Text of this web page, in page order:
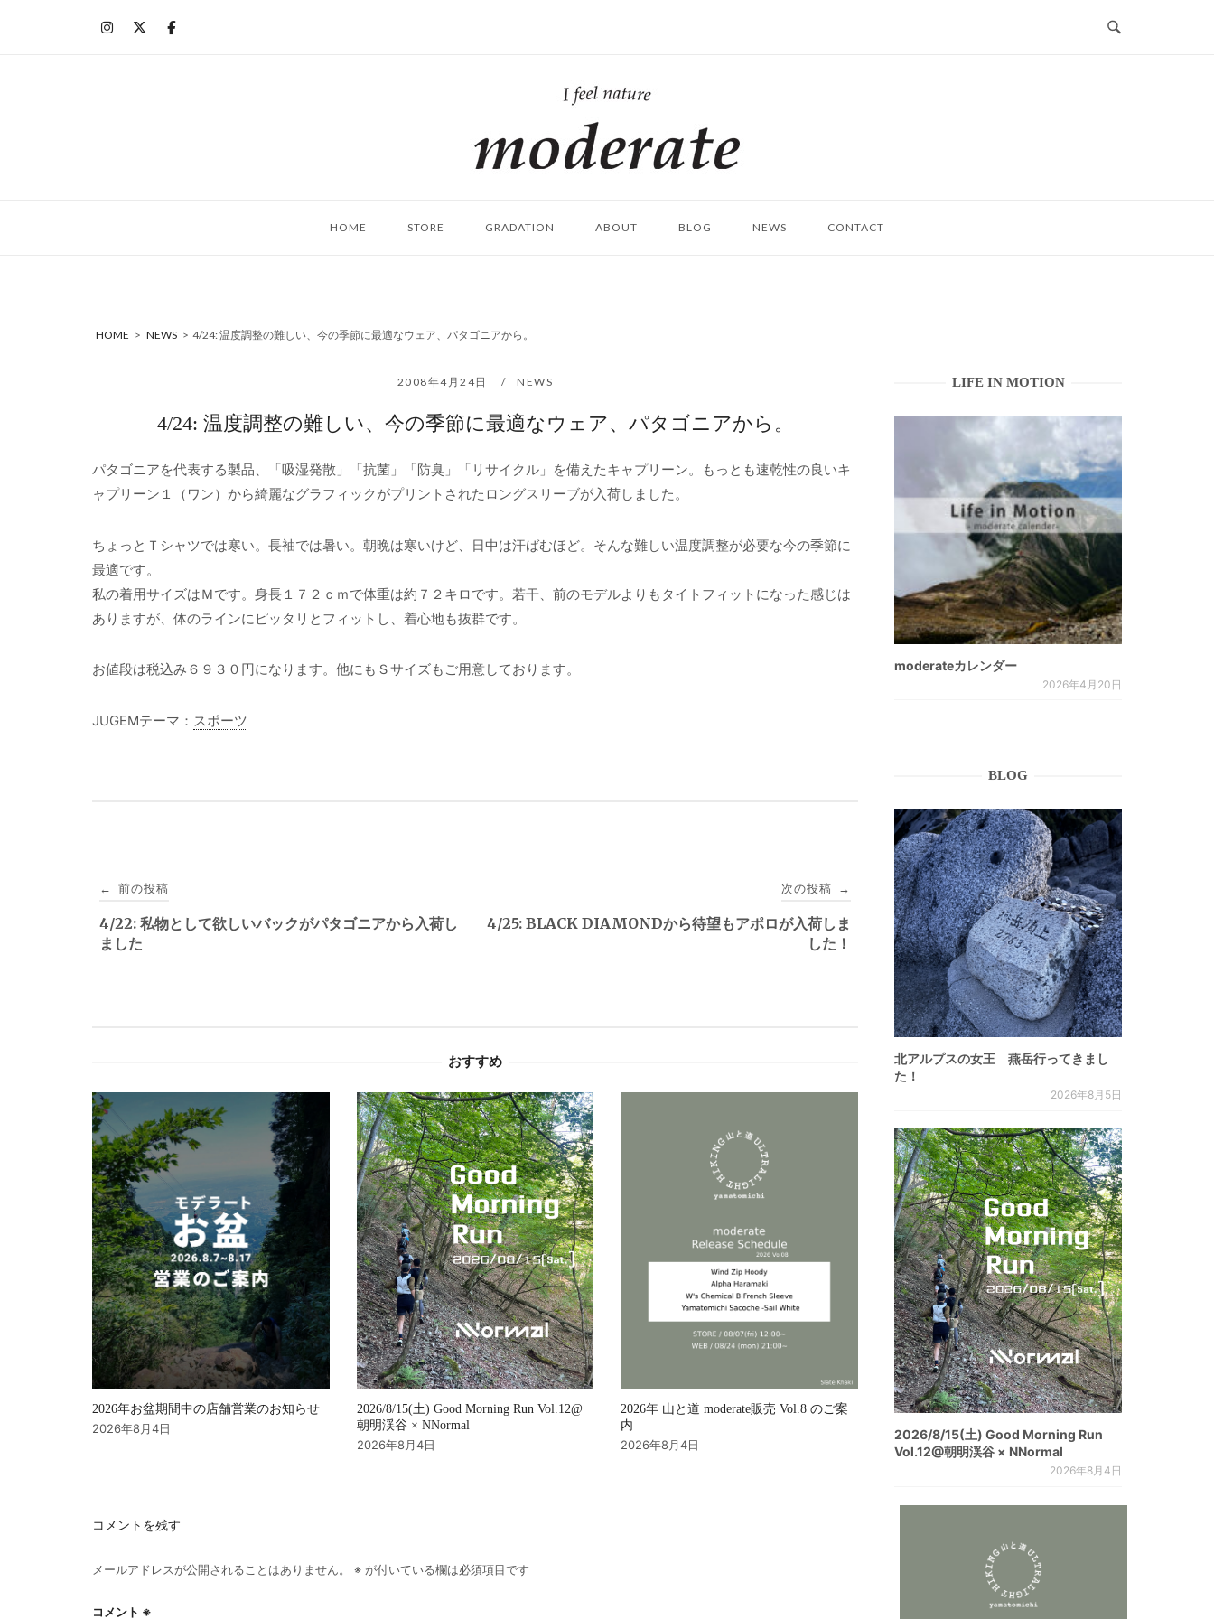
ム
HOME STORE GRADATION ABOUT BLOG NEWS CONTACT
HOME > NEWS > 4/24: 温度調整の難しい、今の季節に最適なウェア、パタゴニアから。
2008年4月24日 NEWS
4/24: 温度調整の難しい、今の季節に最適なウェア、パタゴニアから。
パタゴニアを代表する製品、「吸湿発散」「抗菌」「防臭」「リサイクル」を備えたキャプリーン。もっとも速乾性の良いキ
ャプリーン１（ワン）から綺麗なグラフィックがプリントされたロングスリーブが入荷しました。
ちょっとＴシャツでは寒い。長袖では暑い。朝晩は寒いけど、日中は汗ばむほど。そんな難しい温度調整が必要な今の季節に
最適です。
私の着用サイズはＭです。身長１７２ｃｍで体重は約７２キロです。若干、前のモデルよりもタイトフィットになった感じは
ありますが、体のラインにピッタリとフィットし、着心地も抜群です。
お値段は税込み６９３０円になります。他にもＳサイズもご用意しております。
JUGEMテーマ： スポーツ
稿
ナ
シ
ョ
ン
← 前の投稿
4/22: 私物として欲しいバックがパタゴニアから入荷し
ました
次の投稿 →
4/25: BLACK DIAMONDから待望もアポロが入荷しま
した！
おすすめ
2026年お盆期間中の店舗営業のお知らせ
2026年8月4日
2026/8/15(土) Good Morning Run Vol.12@
朝明渓谷 × NNormal
2026年8月4日
2026年 山と道 moderate販売 Vol.8 のご案
内
2026年8月4日
コメントを残す
メールアドレスが公開されることはありません。 ※ が付いている欄は必須項目です
コメント ※
LIFE IN MOTION
moderateカレンダー
2026年4月20日
BLOG
北アルプスの女王 燕岳行ってきまし
た！
2026年8月5日
2026/8/15(土) Good Morning Run
Vol.12@朝明渓谷 × NNormal
2026年8月4日